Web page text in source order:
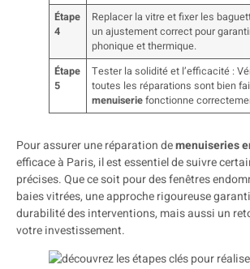
Étape
4
Replacer la vitre et fixer les
un ajustement correct pour
phonique et thermique.
Étape
5
Tester la solidité et l’efficacité :
toutes les réparations sont bien
menuiseriefonctionne
Pour assurer une réparation demenuiseries
efficace à Paris, il est essentiel de suivre
précises. Que ce soit pour des fenêtres
baies vitrées, une approche rigoureuse
durabilité des interventions, mais aussi un
votre investissement.